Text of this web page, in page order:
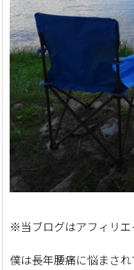
※当ブログはアフィリ
僕は長年腰痛に悩まされ